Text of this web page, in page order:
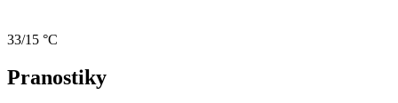
33/15 °C
Pranostiky